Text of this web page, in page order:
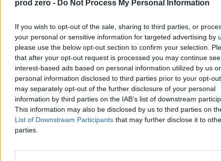
prod zero - Do Not Process My Personal Information
If you wish to opt-out of the sale, sharing to third parties, or
your personal or sensitive information for targeted advertising by
please use the below opt-out section to confirm your selection.
that after your opt-out request is processed you may continue
interest-based ads based on personal information utilized by us or
personal information disclosed to third parties prior to your opt-
may separately opt-out of the further disclosure of your personal
information by third parties on the IAB’s list of downstream
This information may also be disclosed by us to third parties on
List of Downstream Participants that may further disclose it to
parties.
Prezes argentyńskiej federacji o Messim. Mówił o
zakończeniu kariery gwiazdy
Prezes argentyńskiej federacji piłkarskiej Claudio Tapia stanowczo
broni Lionela Messiego, podkreślając, że decyzja o zakończeniu